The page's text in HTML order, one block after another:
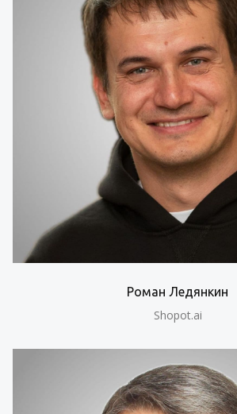
Роман Ледянкин
Shopot.ai